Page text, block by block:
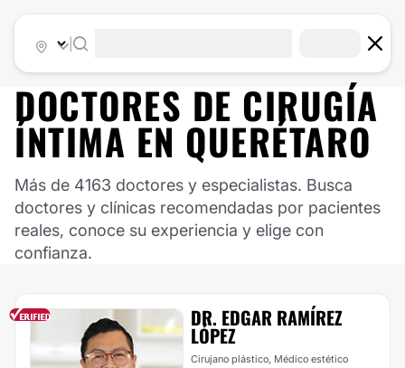
DOCTORES DE CIRUGÍA
ÍNTIMA EN QUERÉTARO
Más de 4163 doctores y especialistas. Busca
doctores y clínicas recomendadas por pacientes
reales, conoce su experiencia y elige con
confianza.
DR. EDGAR RAMÍREZ
LÓPEZ
Cirujano plástico, Médico estético